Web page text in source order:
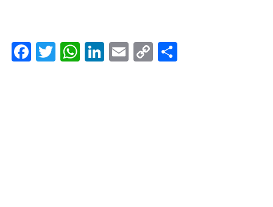
Facebook
Twitter
WhatsApp
LinkedIn
Email
Copy